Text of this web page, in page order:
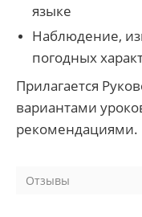
языке
Наблюдение,
погодных
Прилагается
вариантами
рекомендациями.
Отзывы